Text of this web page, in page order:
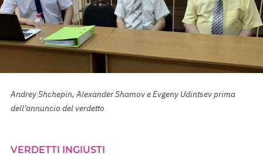
Andrey Shchepin, Alexander Shamov e Evgeny Udintsev prima
dell’annuncio del verdetto
VERDETTI INGIUSTI